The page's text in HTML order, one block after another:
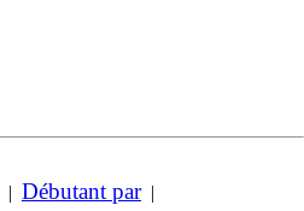
| Débutant par|